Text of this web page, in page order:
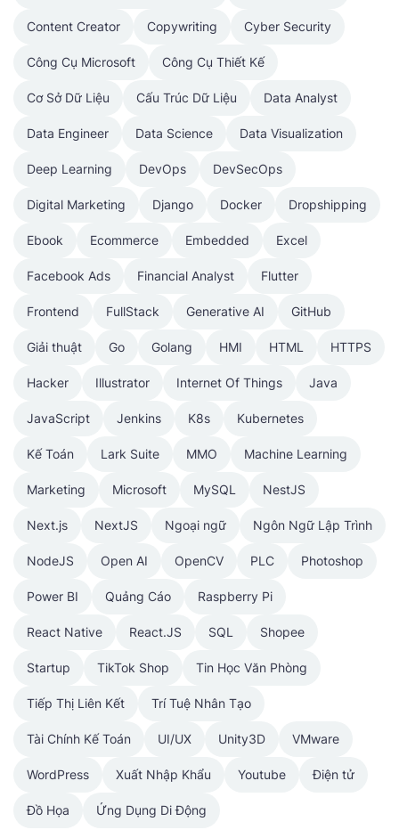
Content Creator Copywriting Cyber Security
Công Cụ Microsoft Công Cụ Thiết Kế
Cơ Sở Dữ Liệu Cấu Trúc Dữ Liệu Data Analyst
Data Engineer Data Science Data Visualization
Deep Learning DevOps DevSecOps
Digital Marketing Django Docker Dropshipping
Ebook Ecommerce Embedded Excel
Facebook Ads Financial Analyst Flutter
Frontend FullStack Generative AI GitHub
Giải thuật Go Golang HMI HTML HTTPS
Hacker Illustrator Internet Of Things Java
JavaScript Jenkins K8s Kubernetes
Kế Toán Lark Suite MMO Machine Learning
Marketing Microsoft MySQL NestJS
Next.js NextJS Ngoại ngữ Ngôn Ngữ Lập Trình
NodeJS Open AI OpenCV PLC Photoshop
Power BI Quảng Cáo Raspberry Pi
React Native React.JS SQL Shopee
Startup TikTok Shop Tin Học Văn Phòng
Tiếp Thị Liên Kết Trí Tuệ Nhân Tạo
Tài Chính Kế Toán UI/UX Unity3D VMware
WordPress Xuất Nhập Khẩu Youtube Điện tử
Đồ Họa Ứng Dụng Di Động